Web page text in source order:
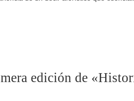
edición de